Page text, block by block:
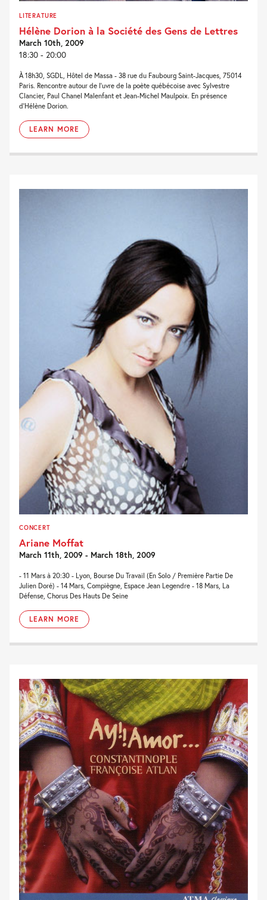
LITERATURE
Hélène Dorion à la Société des Gens de Lettres
March 10th, 2009
18:30 - 20:00
À 18h30, SGDL, Hôtel de Massa - 38 rue du Faubourg Saint-Jacques, 75014
Paris. Rencontre autour de l'uvre de la poète québécoise avec Sylvestre
Clancier, Paul Chanel Malenfant et Jean-Michel Maulpoix. En présence
d'Hélène Dorion.
LEARN MORE
CONCERT
Ariane Moffat
March 11th, 2009 - March 18th, 2009
- 11 Mars à 20:30 - Lyon, Bourse Du Travail (En Solo / Première Partie De
Julien Doré) - 14 Mars, Compiègne, Espace Jean Legendre - 18 Mars, La
Défense, Chorus Des Hauts De Seine
LEARN MORE